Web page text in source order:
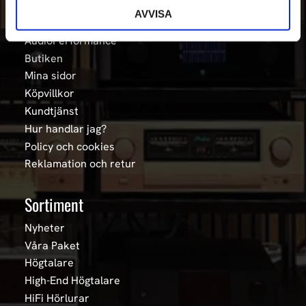
AVVISA
AudioPerformance
Butiken
Mina sidor
Köpvillkor
Kundtjänst
Hur handlar jag?
Policy och cookies
Reklamation och retur
Sortiment
Nyheter
Våra Paket
Högtalare
High-End Högtalare
HiFi Hörlurar